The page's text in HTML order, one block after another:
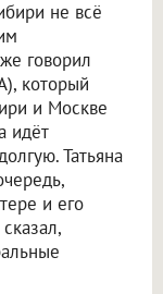
не всё
говорил
который
и Москве
идёт
Татьяна
и его